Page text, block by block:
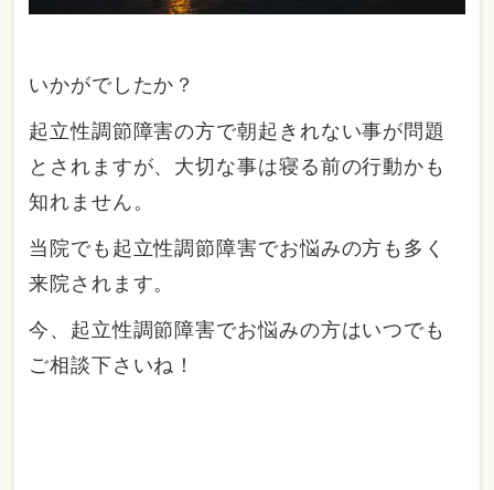
いかがでしたか？
起立性調節障害の方で朝起きれない事が問題
とされますが、大切な事は寝る前の行動かも
知れません。
当院でも起立性調節障害でお悩みの方も多く
来院されます。
今、起立性調節障害でお悩みの方はいつでも
ご相談下さいね！